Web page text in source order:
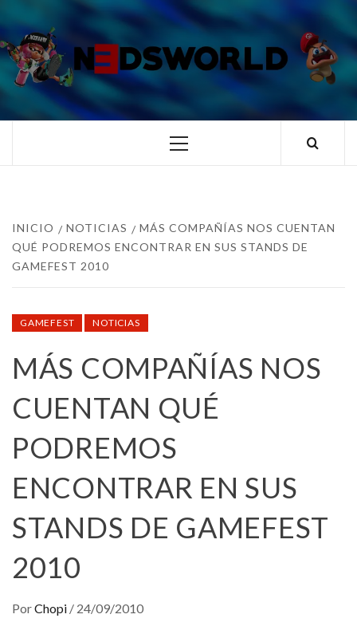
al
contenido
TUS ESPECIALISTAS EN NINTENDO
Menú
INICIO NOTICIAS
MÁS COMPAÑÍAS NOS CUENTAN
QUÉ PODREMOS ENCONTRAR EN SUS STANDS DE
GAMEFEST 2010
GAMEFEST NOTICIAS
MÁS COMPAÑÍAS NOS
CUENTAN QUÉ
PODREMOS
ENCONTRAR EN SUS
STANDS DE GAMEFEST
2010
PorChopi / 24/09/2010